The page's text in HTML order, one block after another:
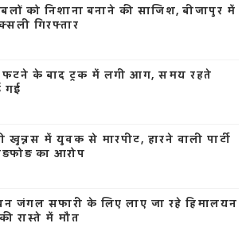
को निशाना बनाने की साजिश, बीजापुर में
गिरफ्तार
फटने के बाद ट्रक में लगी आग, समय रहते
गई
खुन्नस में युवक से मारपीट, हारने वाली पार्टी
का आरोप
जंगल सफारी के लिए लाए जा रहे हिमालयन
रास्ते में मौत